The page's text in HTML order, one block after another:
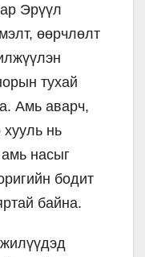
Эрүүл
өөрчлөлт
тухай
Амь аварч,
нь
насыг
бодит
байна.